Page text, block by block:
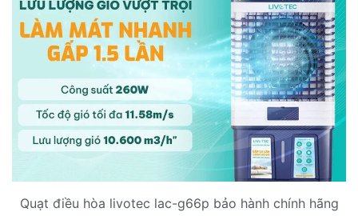
Quạt điều hòa livotec lac-g66p bảo hành chính hãng